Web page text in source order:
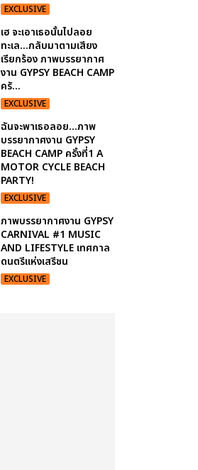
EXCLUSIVE
เฮ จะเอาเธอนั้นไปลอย
ทะเล...กลับมาตามเสียง
เรียกร้อง ภาพบรรยากาศ
งาน GYPSY BEACH CAMP
ครั...
EXCLUSIVE
ฉันจะพาเธอลอย...ภาพ
บรรยากาศงาน GYPSY
BEACH CAMP ครั้งที่1 A
MOTOR CYCLE BEACH
PARTY!
EXCLUSIVE
ภาพบรรยากาศงาน GYPSY
CARNIVAL #1 MUSIC
AND LIFESTYLE เทศกาล
ดนตรีแห่งเสรีชน
EXCLUSIVE